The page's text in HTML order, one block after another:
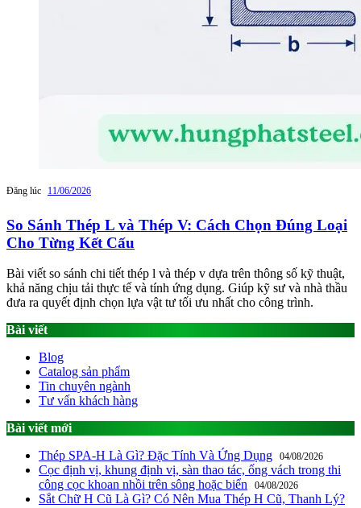
Đăng lúc 11/06/2026
So Sánh Thép L và Thép V: Cách Chọn Đúng Loại
Cho Từng Kết Cấu
Bài viết so sánh chi tiết thép l và thép v dựa trên thông số kỹ thuật,
khả năng chịu tải thực tế và tính ứng dụng. Giúp kỹ sư và nhà thầu
đưa ra quyết định chọn lựa vật tư tối ưu nhất cho công trình.
Bài viết
Blog
Catalog sản phẩm
Tin chuyên ngành
Tư vấn khách hàng
Bài viết mới
Thép SPA-H Là Gì? Đặc Tính Và Ứng Dụng
04/08/2026
Cọc định vị, khung định vị, sàn thao tác, ống vách trong thi
công cọc khoan nhồi trên sông hoặc biển
04/08/2026
Sắt Chữ H Cũ Là Gì? Có Nên Mua Thép H Cũ, Thanh Lý?